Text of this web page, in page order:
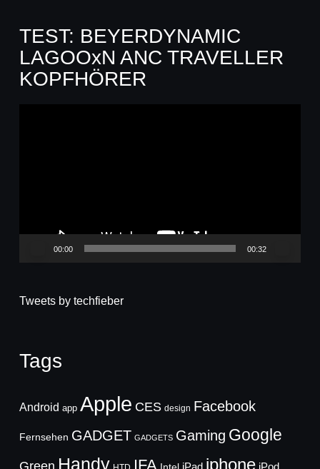
TEST: BEYERDYNAMIC
LAGOOxN ANC TRAVELLER
KOPFHÖRER
00:00 00:32
Tweets by techfieber
Tags
Android app Apple CES design Facebook
Fernsehen GADGET GADGETS Gaming Google
Green Handy HTD IFA Intel iPad iphone iPod